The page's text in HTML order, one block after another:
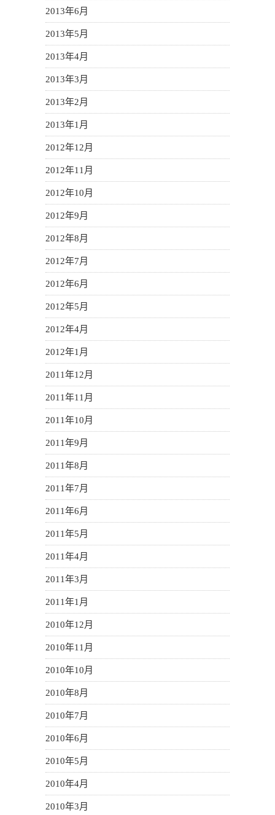
2013年6月
2013年5月
2013年4月
2013年3月
2013年2月
2013年1月
2012年12月
2012年11月
2012年10月
2012年9月
2012年8月
2012年7月
2012年6月
2012年5月
2012年4月
2012年1月
2011年12月
2011年11月
2011年10月
2011年9月
2011年8月
2011年7月
2011年6月
2011年5月
2011年4月
2011年3月
2011年1月
2010年12月
2010年11月
2010年10月
2010年8月
2010年7月
2010年6月
2010年5月
2010年4月
2010年3月